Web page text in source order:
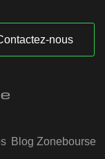
nous
Blog Zonebourse